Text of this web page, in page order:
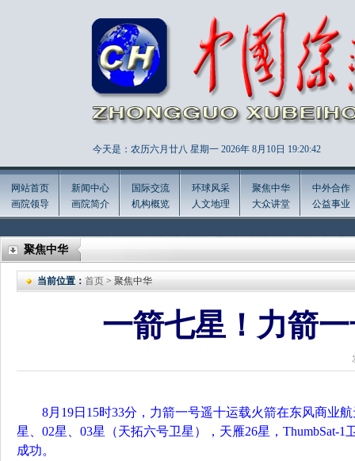
今天是：农历六月廿八 星期一 2026年 8月10日 19:20:44
网站首页
画院领导
新闻中心
画院简介
国际交流
机构概览
环球风采
人文地理
聚焦中华
大众讲堂
中外合作
公益事业
聚焦中华
当前位置： 首页 > 聚焦中华
一箭七星！力箭
8月19日15时33分，力箭一号遥十运载火箭在东风商业
星、02星、03星（天拓六号卫星），天雁26星，ThumbSat-
成功。